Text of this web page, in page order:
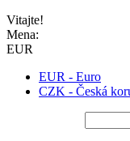
Vitajte!
Mena:
EUR
EUR - Euro
CZK - Česká